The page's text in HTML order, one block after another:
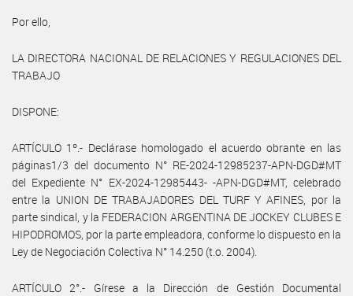
Por ello,
LA DIRECTORA NACIONAL DE RELACIONES Y REGULACIONES DEL
TRABAJO
DISPONE:
ARTÍCULO 1º.- Declárase homologado el acuerdo obrante en las
páginas1/3 del documento N° RE-2024-12985237-APN-DGD#MT
del Expediente N° EX-2024-12985443- -APN-DGD#MT, celebrado
entre la UNION DE TRABAJADORES DEL TURF Y AFINES, por la
parte sindical, y la FEDERACION ARGENTINA DE JOCKEY CLUBES E
HIPODROMOS, por la parte empleadora, conforme lo dispuesto en la
Ley de Negociación Colectiva N° 14.250 (t.o. 2004).
ARTÍCULO 2°.- Gírese a la Dirección de Gestión Documental